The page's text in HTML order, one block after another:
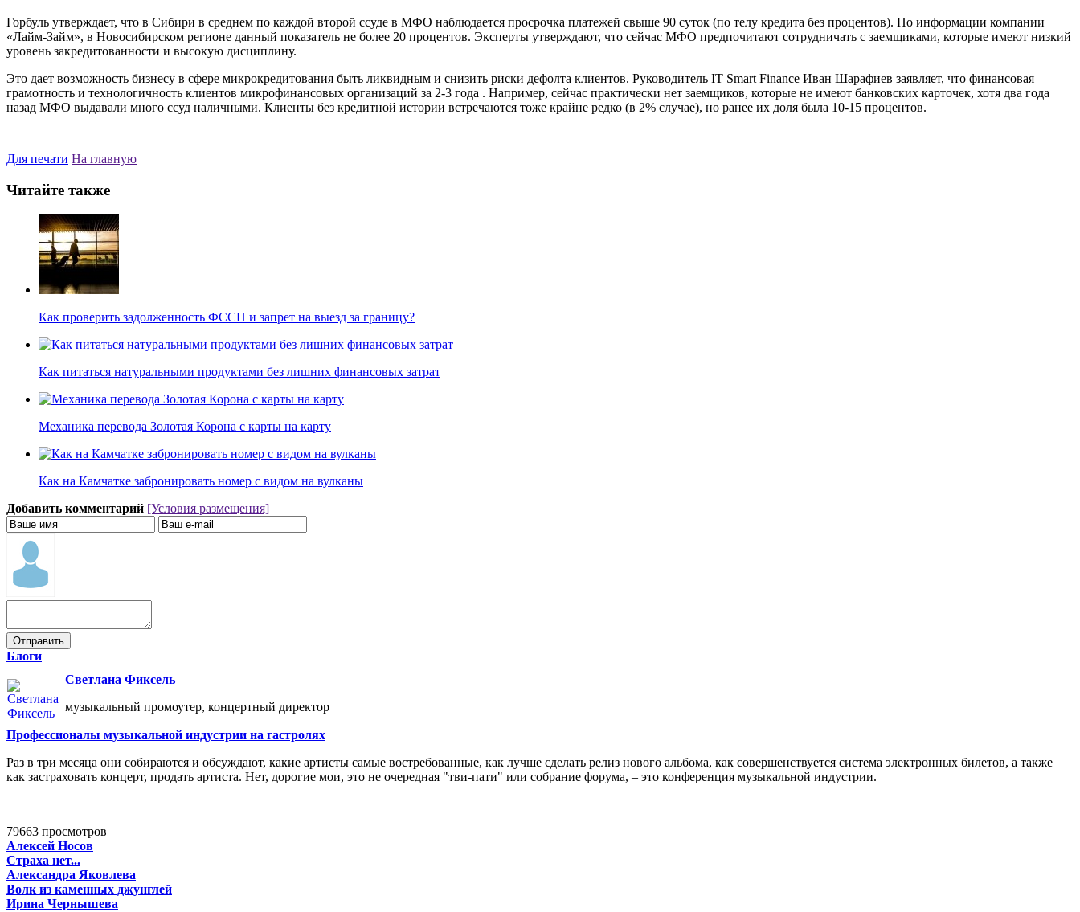
Горбуль утверждает, что в Сибири в среднем по каждой второй ссуде в МФО наблюдается просрочка платежей свыше 90 суток (по телу кредита без процентов). По информации компании
«Лайм-Займ», в Новосибирском регионе данный показатель не более 20 процентов. Эксперты утверждают, что сейчас МФО предпочитают сотрудничать с заемщиками, которые имеют низкий
уровень закредитованности и высокую дисциплину.
Это дает возможность бизнесу в сфере микрокредитования быть ликвидным и снизить риски дефолта клиентов. Руководитель IT Smart Finance Иван Шарафиев заявляет, что финансовая
грамотность и технологичность клиентов микрофинансовых организаций за 2-3 года . Например, сейчас практически нет заемщиков, которые не имеют банковских карточек, хотя два года
назад МФО выдавали много ссуд наличными. Клиенты без кредитной истории встречаются тоже крайне редко (в 2% случае), но ранее их доля была 10-15 процентов.
Для печати На главную
Читайте также
Как проверить задолженность ФССП и запрет на выезд за границу?
Как питаться натуральными продуктами без лишних финансовых затрат
Механика перевода Золотая Корона с карты на карту
Как на Камчатке забронировать номер с видом на вулканы
Добавить комментарий [Условия размещения]
Блоги
Светлана Фиксель
музыкальный промоутер, концертный директор
Профессионалы музыкальной индустрии на гастролях
Раз в три месяца они собираются и обсуждают, какие артисты самые востребованные, как лучше сделать релиз нового альбома, как совершенствуется система электронных билетов, а также
как застраховать концерт, продать артиста. Нет, дорогие мои, это не очередная "тви-пати" или собрание форума, – это конференция музыкальной индустрии.
79663 просмотров
Алексей Носов
Страха нет...
Александра Яковлева
Волк из каменных джунглей
Ирина Чернышева